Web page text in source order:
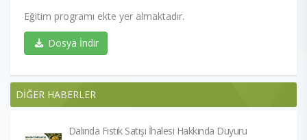
Eğitim programı ekte yer almaktadır.
Dosya İndir
DİĞER HABERLER
Dalında Fıstık Satışı İhalesi Hakkında Duyuru